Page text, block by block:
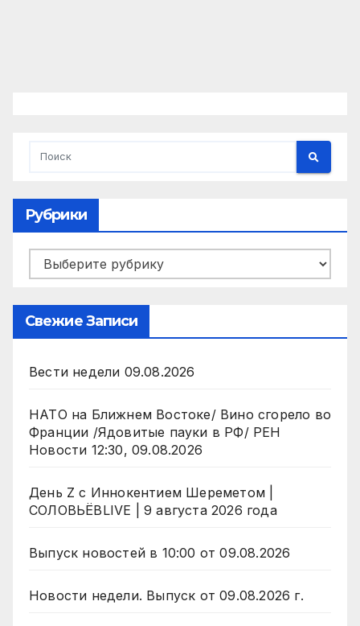
Рубрики
Рубрики
Свежие Записи
Вести недели 09.08.2026
НАТО на Ближнем Востоке/ Вино сгорело во
Франции /Ядовитые пауки в РФ/ РЕН
Новости 12:30, 09.08.2026
День Z с Иннокентием Шереметом |
СОЛОВЬЁВLIVE | 9 августа 2026 года
Выпуск новостей в 10:00 от 09.08.2026
Новости недели. Выпуск от 09.08.2026 г.